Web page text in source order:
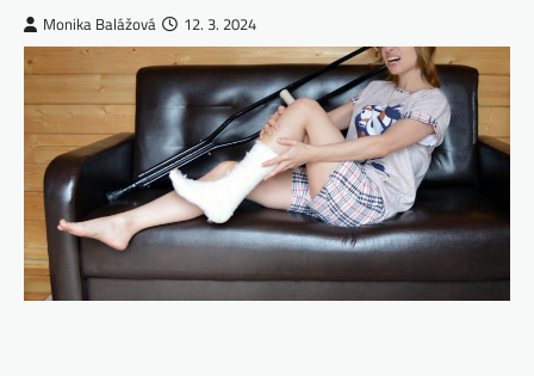
Monika Balážová 12. 3. 2024